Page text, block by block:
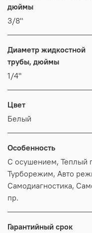
дюймы
3/8"
Диаметр жидкостной
трубы, дюймы
1/4"
Цвет
Белый
Особенность
С осушением, Теплый пуск, Режим вентиляции,
Турборежим, Авто режим, Ночной режим,
Самодиагностика, Самоочистка внутреннего блока, и
пр.
Гарантийный срок